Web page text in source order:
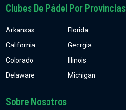
Clubes De Pádel Por Provincias
Arkansas
California
Colorado
Delaware
Florida
Georgia
Illinois
Michigan
Sobre Nosotros